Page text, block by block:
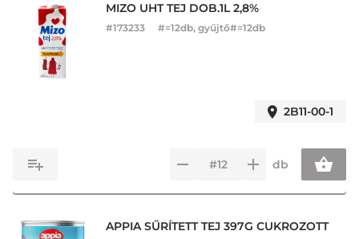
MIZO UHT TEJ DOB.1L 2,8%
#173233 #=12db, gyűjtő#=12db
2B11-00-1
db
APPIA SŰRÍTETT TEJ 397G CUKROZOTT